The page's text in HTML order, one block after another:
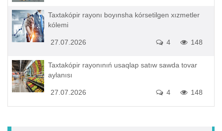
Taxtakópir rayonı boyınsha kórsetilgen xızmetler
kólemi
27.07.2026 148
4
Taxtakópir rayonınıń usaqlap satıw sawda tovar
aylanısı
27.07.2026 148
4